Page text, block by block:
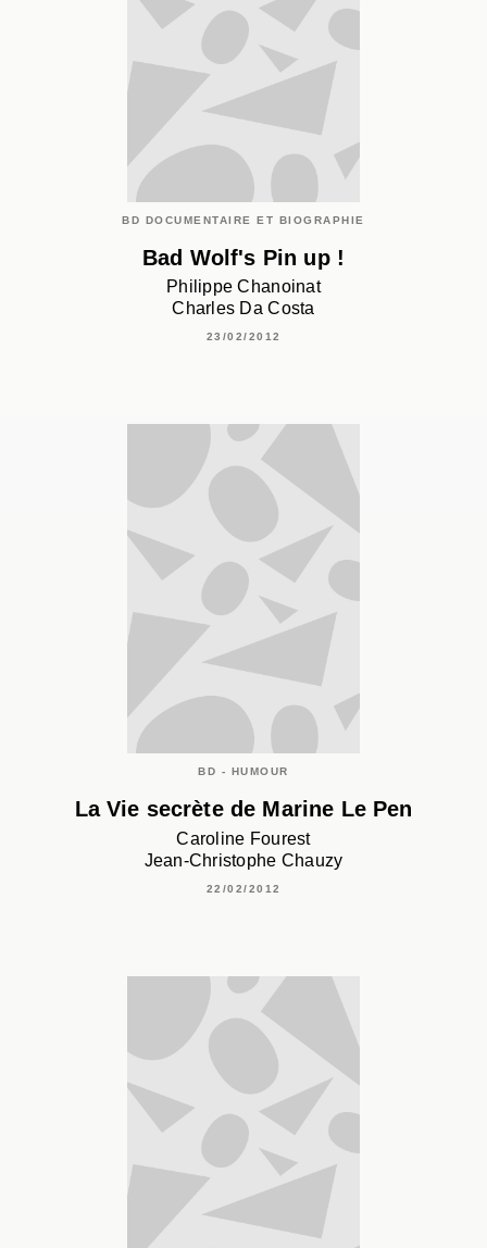
BD DOCUMENTAIRE ET BIOGRAPHIE
Bad Wolf's Pin up !
Philippe Chanoinat
Charles Da Costa
23/02/2012
BD - HUMOUR
La Vie secrète de Marine Le Pen
Caroline Fourest
Jean-Christophe Chauzy
22/02/2012